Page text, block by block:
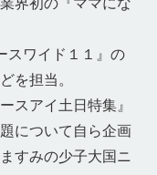
界初の『ママにな
スワイド１１』の
を担当。
スアイ土日特集』
について自ら企画
すみの少子大国ニ